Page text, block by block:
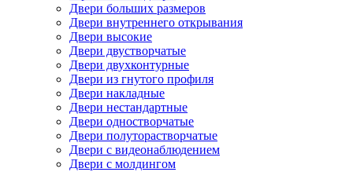
Двери больших размеров
Двери внутреннего открывания
Двери высокие
Двери двустворчатые
Двери двухконтурные
Двери из гнутого профиля
Двери накладные
Двери нестандартные
Двери одностворчатые
Двери полуторастворчатые
Двери с видеонаблюдением
Двери с молдингом